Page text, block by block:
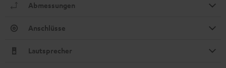
Abmessungen
Anschlüsse
Lautsprecher